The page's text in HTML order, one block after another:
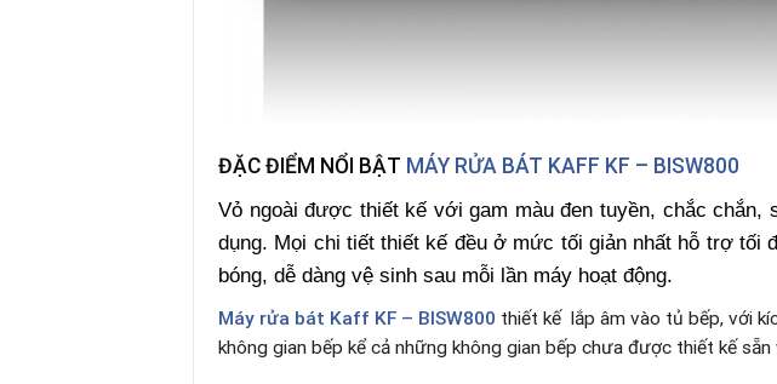
ĐẶC ĐIỂM NỔI BẬT MÁY RỬA BÁT KAFF KF – BISW800
Vỏ ngoài được thiết kế với gam màu đen tuyền, chắc
dụng. Mọi chi tiết thiết kế đều ở mức tối giản nhất hỗ trợ tối
bóng, dễ dàng vệ sinh sau mỗi lần máy hoạt động.
Máy rửa bát Kaff KF – BISW800 thiết kế lắp âm vào tủ bếp, với
không gian bếp kể cả những không gian bếp chưa được thiết kế